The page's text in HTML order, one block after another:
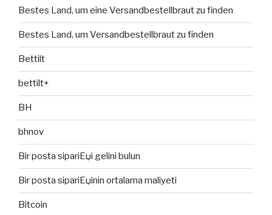
Bestes Land, um eine Versandbestellbraut zu finden
Bestes Land, um Versandbestellbraut zu finden
Bettilt
bettilt+
BH
bhnov
Bir posta sipariЕџi gelini bulun
Bir posta sipariЕџinin ortalama maliyeti
Bitcoin